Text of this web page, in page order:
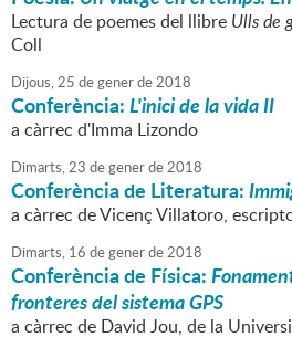
Lectura de poemes del llibre Ulls de
Coll
Dijous,25 degenerde2018
Conferència:L'inici de la vida II
a càrrec d'Imma Lizondo
Dimarts,23 degenerde2018
Conferència de Literatura:
a càrrec de Vicenç Villatoro,
Dimarts, 16 degenerde2018
Conferència de Física:
fronteres del sistema GPS
a càrrec de David Jou, de la